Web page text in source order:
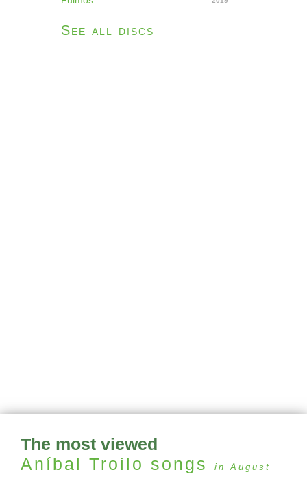
See all discs
The most viewed
Aníbal Troilo songs in August